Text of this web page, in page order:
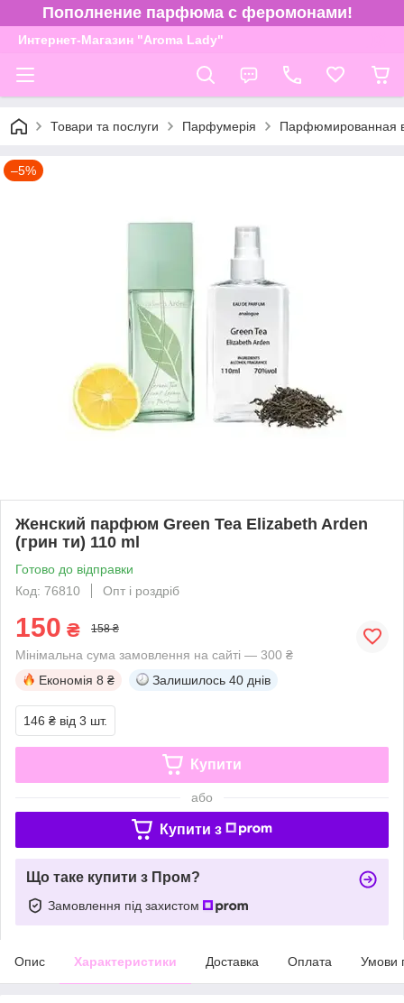
Пополнение парфюма с феромонами!
Интернет-Магазин "Aroma Lady"
Товари та послуги Парфумерія Парфюмированная
–5%
Женский парфюм Green Tea Elizabeth Arden
(грин ти) 110 ml
Готово до відправки
Код: 76810
Опт і роздріб
150 ₴ 158 ₴
Мінімальна сума замовлення на сайті — 300 ₴
Економія 8 ₴ Залишилось 40 днів
146 ₴ від 3 шт.
Купити
або
Купити з
Що таке купити з Пром?
Замовлення під захистом
Опис Характеристики Доставка Оплата Умови